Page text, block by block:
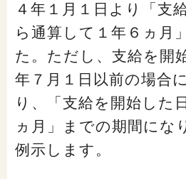
４年１月１日より「支
ら通算して１年６ヵ月
た。ただし、支給を開
年７月１日以前の場合
り、「支給を開始した
ヵ月」までの期間にな
例示します。